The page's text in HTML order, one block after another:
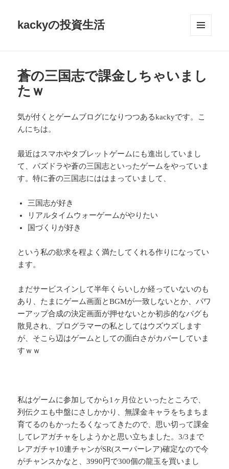
kackyの投資生活
蒼の三国志で課金しちゃいまし
たｗ
気が付くとゲームブログになりつつあるkackyです。こ
んにちは。
最近はスマホやタブレットゲームにも進出していまし
て、パズドラや蒼の三国志といったゲームをやっていま
す。特に蒼の三国志にははまっていまして、
三国志が好き
リアルタイムウォーゲームがやりたい
国づくりが好き
という私の欲求を程よく満たしてくれる作りになってい
ます。
まだサービスインして半年くらいしか経っていないのも
あり、たまにゲーム画面とBGMが一致しないとか、パワ
ーアップ合成の決定画面が押せないとか初歩的なバグも
散見され、プログラマーの私としてはウズウズします
が、そこら辺はゲームとしての面白さがカバーしていま
すｗｗ
私はゲームに参加してから1ヶ月位といったところで、
列伝クエも中盤にさしかかり、無課金キャラをちまちま
育てるのもかったるくなってきたので、思い切って課金
してレアガチャをしようかと思い立ちました。3/3まで
レアガチャ10連チャンがSR(スーパーレア)確定なので今
がチャンスかなと、3990円で300個の龍玉を買いまし